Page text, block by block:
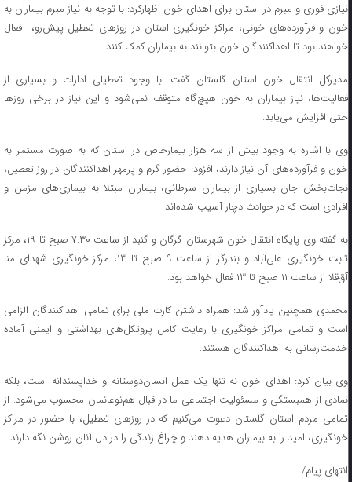
نیازی فوری و مبرم در استان برای اهدای خون اظهارکرد: با توجه به نیاز مبرم بیماران به
خون و فرآورده‌های خونی، مراکز خونگیری استان در روزهای تعطیل پیش‌رو، فعال
خواهند بود تا اهداکنندگان خون بتوانند به بیماران کمک کنند.
مدیرکل انتقال خون استان گلستان گفت: با وجود تعطیلی ادارات و بسیاری از
فعالیت‌ها، نیاز بیماران به خون هیچ‌گاه متوقف نمی‌شود و این نیاز در برخی روزها
حتی افزایش می‌یابد.
وی با اشاره به وجود بیش از سه هزار بیمارخاص در استان که به صورت مستمر به
خون و فرآورده‌های آن نیاز دارند، افزود: حضور گرم و پرمهر اهداکنندگان در روز تعطیل،
نجات‌بخش جان بسیاری از بیماران سرطانی، بیماران مبتلا به بیماری‌های مزمن و
افرادی است که در حوادث دچار آسیب شده‌اند
به گفته وی پایگاه انتقال خون شهرستان گرگان و گنبد از ساعت ۷:۳۰ صبح تا ۱۹، مرکز
ثابت خونگیری علی‌آباد و بندرگز از ساعت ۹ صبح تا ۱۳، مرکز خونگیری شهدای منا
آق‌قلا از ساعت ۱۱ صبح تا ۱۳ فعال خواهد بود.
محمدی همچنین یادآور شد: همراه داشتن کارت ملی برای تمامی اهداکنندگان الزامی
است و تمامی مراکز خونگیری با رعایت کامل پروتکل‌های بهداشتی و ایمنی آماده
خدمت‌رسانی به اهداکنندگان هستند.
وی بیان کرد: اهدای خون نه تنها یک عمل انسان‌دوستانه و خداپسندانه است، بلکه
نمادی از همبستگی و مسئولیت اجتماعی ما در قبال هم‌نوعانمان محسوب می‌شود. از
تمامی مردم استان گلستان دعوت می‌کنیم که در روزهای تعطیل، با حضور در مراکز
خونگیری، امید را به بیماران هدیه دهند و چراغ زندگی را در دل آنان روشن نگه دارند.
انتهای پیام/